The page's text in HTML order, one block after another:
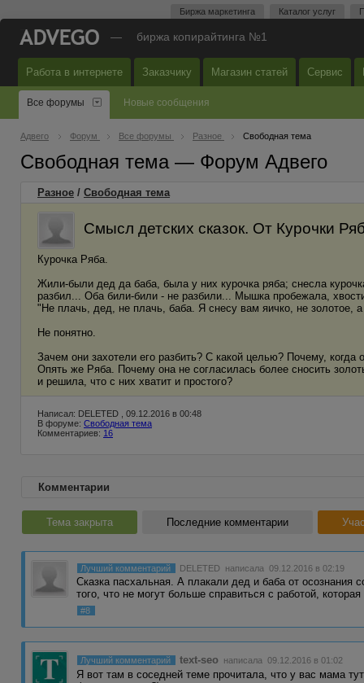
Биржа маркетинга Каталог услуг
— биржа копирайтинга №1
Работа в интернете Заказчику Магазин статей Сервис
Все форумы Новые сообщения
Адвего Форум Все форумы Разное Свободная тема
Свободная тема — Форум Адвего
Разное / Свободная тема
Смысл детских сказок. От Курочки
Курочка Ряба.
Жили-были дед да баба, была у них курочка ряба; снесла
разбил... Оба били-били - не разбили... Мышка пробежала,
"Не плачь, дед, не плачь, баба. Я снесу вам яичко, не золотое, а
Не понятно.
Зачем они захотели его разбить? С какой целью? Почему, когда
Опять же Ряба. Почему она не согласилась более сносить
и решила, что с них хватит и простого?
Написал: DELETED , 09.12.2016 в 00:48
В форуме: Свободная тема
Комментариев: 16
Комментарии
Тема закрыта Последние комментарии
Лучший комментарий DELETED написала 09.12.2016 в 02:19
Сказка пасхальная. А плакали дед и баба от осознания
того, что не могут больше справиться с работой, которая
#8
Лучший комментарий text-seo написала 09.12.2016 в 01:02
Я вот там в соседней теме прочитала, что у вас мама